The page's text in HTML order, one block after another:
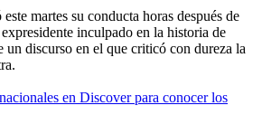
martes su conducta horas después de
inculpado en la historia de
un discurso en el que criticó con dureza la
en Discover para conocer los